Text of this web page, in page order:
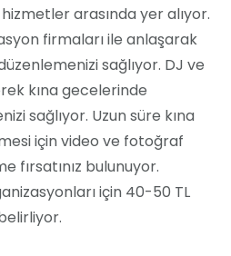
arasında yer alıyor.
firmaları ile anlaşarak
sağlıyor. DJ ve
kına gecelerinde
sağlıyor. Uzun süre kına
için video ve fotoğraf
fırsatınız bulunuyor.
için 40-50 TL